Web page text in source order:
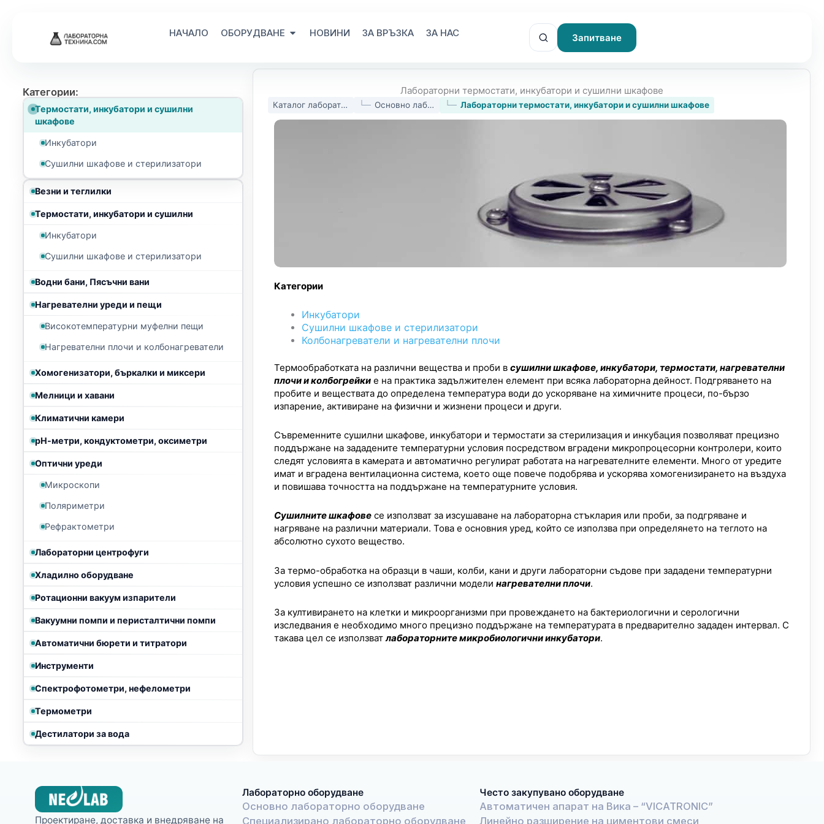
НАЧАЛО Open Лабораторно оборудване
НОВИНИ ЗА ВРЪЗКА ЗА НАС Запитване
Категории:
Везни и теглилки
Термостати, инкубатори и сушилни
Инкубатори
Сушилни шкафове и стерилизатори
Водни бани, Пясъчни вани
Нагревателни уреди и пещи
Високотемпературни муфелни пещи
Нагревателни плочи и колбонагреватели
Хомогенизатори, бъркалки и миксери
Мелници и хавани
Климатични камери
рН-метри, кондуктометри, оксиметри
Оптични уреди
Микроскопи
Поляриметри
Рефрактометри
Лабораторни центрофуги
Хладилно оборудване
Ротационни вакуум изпарители
Вакуумни помпи и перисталтични помпи
Автоматични бюрети и титратори
Инструменти
Спектрофотометри, нефелометри
Термометри
Дестилатори за вода
Термостати, инкубатори и сушилни
шкафове
Инкубатори
Сушилни шкафове и стерилизатори
Лабораторни термостати, инкубатори и сушилни шкафове
Каталог лабораторно оборудване Основно лабораторно оборудване Лабораторни термостати, инкубатори и сушилни шкафове
Категории
Инкубатори
Сушилни шкафове и стерилизатори
Колбонагреватели и нагревателни плочи
Термообработката на различни вещества и проби в сушилни шкафове, инкубатори, термостати, нагревателни
плочи и колбогрейки е на практика задължителен елемент при всяка лабораторна дейност. Подгряването на
пробите и веществата до определена температура води до ускоряване на химичните процеси, по-бързо
изпарение, активиране на физични и жизнени процеси и други.
Съвременните сушилни шкафове, инкубатори и термостати за стерилизация и инкубация позволяват прецизно
поддържане на зададените температурни условия посредством вградени микропроцесорни контролери, които
следят условията в камерата и автоматично регулират работата на нагревателните елементи. Много от уредите
имат и вградена вентилационна система, което още повече подобрява и ускорява хомогенизирането на въздуха
и повишава точността на поддържане на температурните условия.
Сушилните шкафове се използват за изсушаване на лабораторна стъклария или проби, за подгряване и
нагряване на различни материали. Това е основния уред, който се използва при определянето на теглото на
абсолютно сухото вещество.
За термо-обработка на образци в чаши, колби, кани и други лабораторни съдове при зададени температурни
условия успешно се използват различни модели нагревателни плочи.
За култивирането на клетки и микроорганизми при провеждането на бактериологични и серологични
изследвания е необходимо много прецизно поддържане на температурата в предварително зададен интервал. С
такава цел се използват лабораторните микробиологични инкубатори.
Проектиране, доставка и внедряване на
Лабораторно оборудване
Основно лабораторно оборудване
Специализирано лабораторно оборудване
Често закупувано оборудване
Автоматичен апарат на Вика – “VICATRONIC”
Линейно разширение на циментови смеси